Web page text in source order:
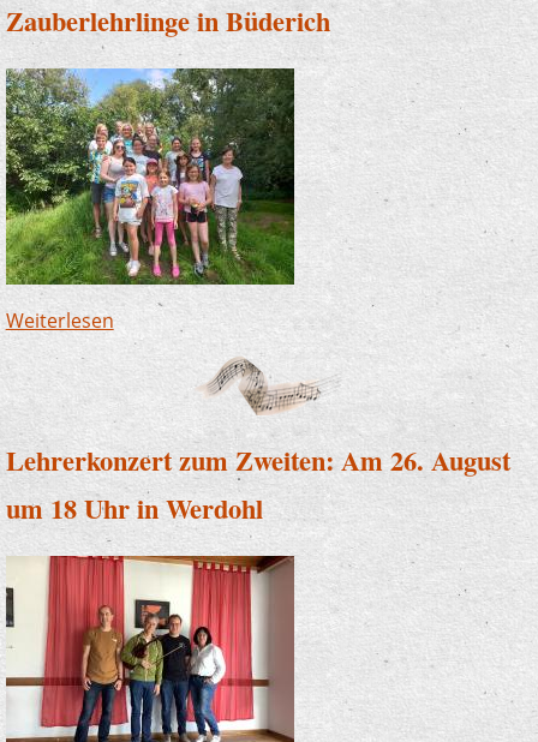
Zauberlehrlinge in Büderich
Weiterlesenüber Zauberlehrlinge in Büderich
Lehrerkonzert zum Zweiten: Am 26. August
um 18 Uhr in Werdohl